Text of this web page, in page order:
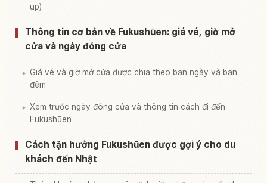
up)
Thông tin cơ bản về Fukushūen: giá vé, giờ mở
cửa và ngày đóng cửa
Giá vé và giờ mở cửa được chia theo ban ngày và ban
đêm
Xem trước ngày đóng cửa và thông tin cách đi đến
Fukushūen
Cách tận hưởng Fukushūen được gợi ý cho du
khách đến Nhật